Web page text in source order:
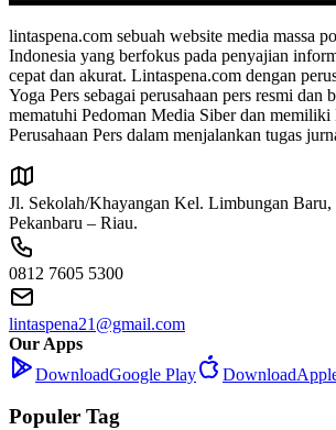
lintaspena.com sebuah website media massa
Indonesia yang berfokus pada penyajian
cepat dan akurat. Lintaspena.com dengan
Yoga Pers sebagai perusahaan pers resmi dan
mematuhi Pedoman Media Siber dan
Perusahaan Pers dalam menjalankan tugas
Jl. Sekolah/Khayangan Kel. Limbungan
Pekanbaru – Riau.
0812 7605 5300
lintaspena21@gmail.com
Our Apps
DownloadGoogle Play Download
Populer Tag